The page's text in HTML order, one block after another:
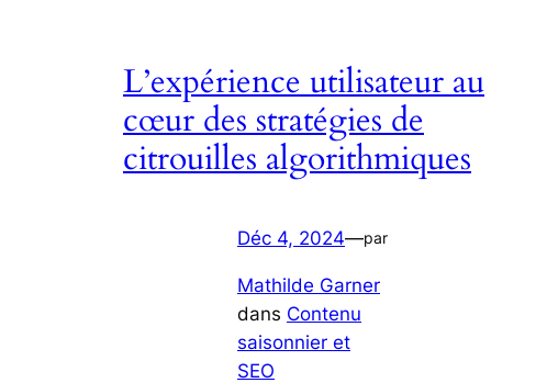
L’expérience utilisateur au
cœur des stratégies de
citrouilles algorithmiques
Déc 4, 2024—par
Mathilde Garner
dans Contenu
saisonnier et
SEO